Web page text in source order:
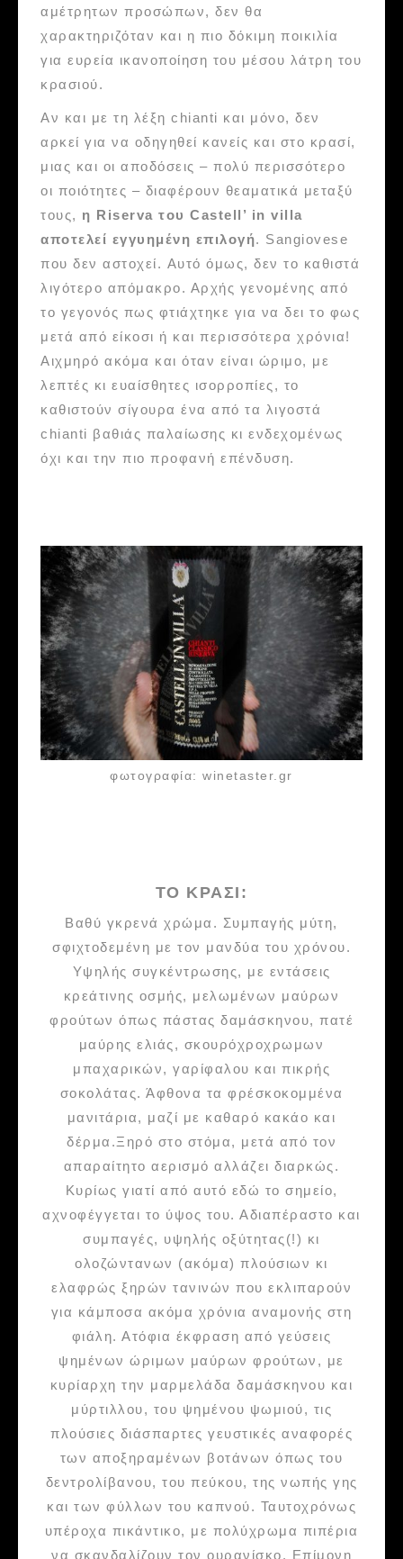
αμέτρητων προσώπων, δεν θα
χαρακτηριζόταν και η πιο δόκιμη ποικιλία
για ευρεία ικανοποίηση του μέσου λάτρη του
κρασιού.
Αν και με τη λέξη chianti και μόνο, δεν
αρκεί για να οδηγηθεί κανείς και στο κρασί,
μιας και οι αποδόσεις – πολύ περισσότερο
οι ποιότητες – διαφέρουν θεαματικά μεταξύ
τους, η Riserva του Castell’ in villa
αποτελεί εγγυημένη επιλογή. Sangiovese
που δεν αστοχεί. Aυτό όμως, δεν το καθιστά
λιγότερο απόμακρο. Αρχής γενομένης από
το γεγονός πως φτιάχτηκε για να δει το φως
μετά από είκοσι ή και περισσότερα χρόνια!
Αιχμηρό ακόμα και όταν είναι ώριμο, με
λεπτές κι ευαίσθητες ισορροπίες, το
καθιστούν σίγουρα ένα από τα λιγοστά
chianti βαθιάς παλαίωσης κι ενδεχομένως
όχι και την πιο προφανή επένδυση.
φωτογραφία: winetaster.gr
ΤΟ ΚΡΑΣΙ:
Βαθύ γκρενά χρώμα. Συμπαγής μύτη,
σφιχτοδεμένη με τον μανδύα του χρόνου.
Υψηλής συγκέντρωσης, με εντάσεις
κρεάτινης οσμής, μελωμένων μαύρων
φρούτων όπως πάστας δαμάσκηνου, πατέ
μαύρης ελιάς, σκουρόχροχρωμων
μπαχαρικών, γαρίφαλου και πικρής
σοκολάτας. Άφθονα τα φρέσκοκομμένα
μανιτάρια, μαζί με καθαρό κακάο και
δέρμα.Ξηρό στο στόμα, μετά από τον
απαραίτητο αερισμό αλλάζει διαρκώς.
Κυρίως γιατί από αυτό εδώ το σημείο,
αχνοφέγγεται το ύψος του. Αδιαπέραστο και
συμπαγές, υψηλής οξύτητας(!) κι
ολοζώντανων (ακόμα) πλούσιων κι
ελαφρώς ξηρών τανινών που εκλιπαρούν
για κάμποσα ακόμα χρόνια αναμονής στη
φιάλη. Ατόφια έκφραση από γεύσεις
ψημένων ώριμων μαύρων φρούτων, με
κυρίαρχη την μαρμελάδα δαμάσκηνου και
μύρτιλλου, του ψημένου ψωμιού, τις
πλούσιες διάσπαρτες γευστικές αναφορές
των αποξηραμένων βοτάνων όπως του
δεντρολίβανου, του πεύκου, της νωπής γης
και των φύλλων του καπνού. Ταυτοχρόνως
υπέροχα πικάντικο, με πολύχρωμα πιπέρια
να σκανδαλίζουν τον ουρανίσκο. Επίμονη